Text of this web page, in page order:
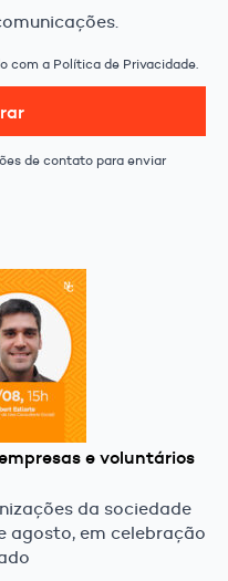
com a Política de Privacidade.
de contato para enviar
e voluntários
da sociedade
agosto, em celebração